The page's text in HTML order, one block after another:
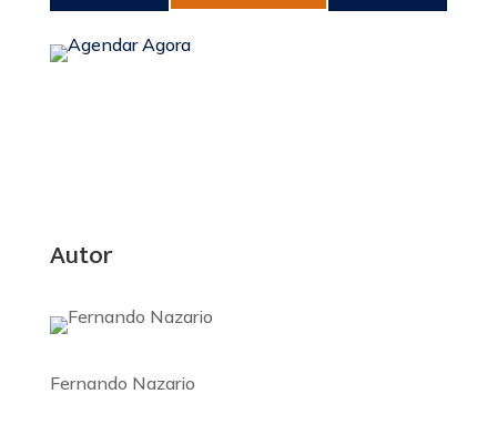
Autor
Fernando Nazario